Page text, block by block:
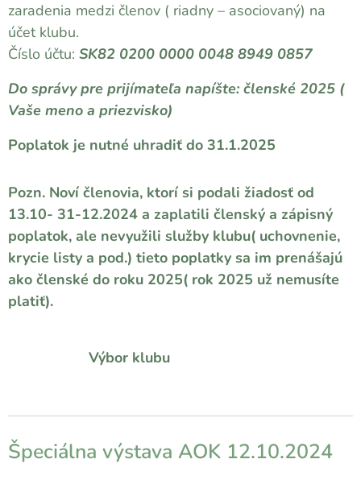
zaradenia medzi členov ( riadny – asociovaný) na
účet klubu.
Číslo účtu: SK82 0200 0000 0048 8949 0857
Do správy pre prijímateľa napíšte: členské 2025 (
Vaše meno a priezvisko)
Poplatok je nutné uhradiť do 31.1.2025
Pozn. Noví členovia, ktorí si podali žiadosť od
13.10- 31-12.2024 a zaplatili členský a zápisný
poplatok, ale nevyužili služby klubu( uchovnenie,
krycie listy a pod.) tieto poplatky sa im prenášajú
ako členské do roku 2025( rok 2025 už nemusíte
platiť).
Výbor klubu
Špeciálna výstava AOK 12.10.2024